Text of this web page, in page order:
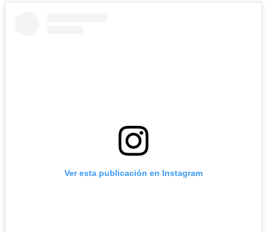
Ver esta publicación en Instagram